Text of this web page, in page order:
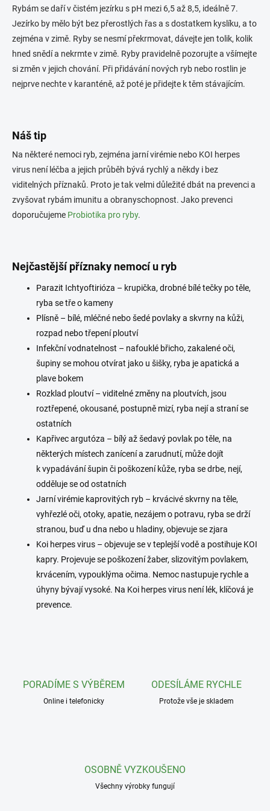
Rybám se daří v čistém jezírku s pH mezi 6,5 až 8,5, ideálně 7.
Jezírko by mělo být bez přerostlých řas a s dostatkem kyslíku, a to
zejména v zimě. Ryby se nesmí překrmovat, dávejte jen tolik, kolik
hned snědí a nekrmte v zimě. Ryby pravidelně pozorujte a všímejte
si změn v jejich chování. Při přidávání nových ryb nebo rostlin je
nejprve nechte v karanténě, až poté je přidejte k těm stávajícím.
Náš tip
Na některé nemoci ryb, zejména jarní virémie nebo KOI herpes
virus není léčba a jejich průběh bývá rychlý a někdy i bez
viditelných příznaků. Proto je tak velmi důležité dbát na prevenci a
zvyšovat rybám imunitu a obranyschopnost. Jako prevenci
doporučujeme Probiotika pro ryby.
Nejčastější příznaky nemocí u ryb
Parazit Ichtyoftirióza – krupička, drobné bílé tečky po těle,
ryba se tře o kameny
Plísně – bílé, mléčné nebo šedé povlaky a skvrny na kůži,
rozpad nebo třepení ploutví
Infekční vodnatelnost – nafouklé břicho, zakalené oči,
šupiny se mohou otvírat jako u šišky, ryba je apatická a
plave bokem
Rozklad ploutví – viditelné změny na ploutvích, jsou
roztřepené, okousané, postupně mizí, ryba nejí a straní se
ostatních
Kapřivec argutóza – bílý až šedavý povlak po těle, na
některých místech zanícení a zarudnutí, může dojít
k vypadávání šupin či poškození kůže, ryba se drbe, nejí,
odděluje se od ostatních
Jarní virémie kaprovitých ryb – krvácivé skvrny na těle,
vyhřezlé oči, otoky, apatie, nezájem o potravu, ryba se drží
stranou, buď u dna nebo u hladiny, objevuje se zjara
Koi herpes virus – objevuje se v teplejší vodě a postihuje KOI
kapry. Projevuje se poškození žaber, slizovitým povlakem,
krvácením, vypouklýma očima. Nemoc nastupuje rychle a
úhyny bývají vysoké. Na Koi herpes virus není lék, klíčová je
prevence.
PORADÍME S VÝBĚREM
Online i telefonicky
ODESÍLÁME RYCHLE
Protože vše je skladem
OSOBNĚ VYZKOUŠENO
Všechny výrobky fungují